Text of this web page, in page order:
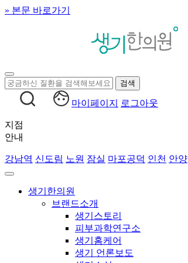
» 본문 바로가기
마이페이지 로그아웃
지점
안내
강남역 신도림 노원 잠실 마포공덕 인천 안양
생기한의원
브랜드소개
생기스토리
피부과학연구소
생기홈케어
생기 언론보도